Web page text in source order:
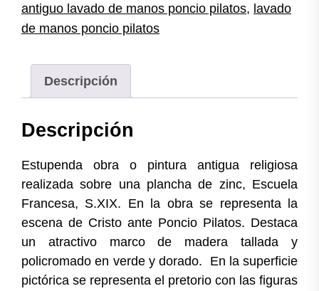
antiguo lavado de manos poncio pilatos, lavado
de manos poncio pilatos
Descripción
Descripción
Estupenda obra o pintura antigua religiosa
realizada sobre una plancha de zinc, Escuela
Francesa, S.XIX. En la obra se representa la
escena de Cristo ante Poncio Pilatos. Destaca
un atractivo marco de madera tallada y
policromado en verde y dorado. En la superficie
pictórica se representa el pretorio con las figuras